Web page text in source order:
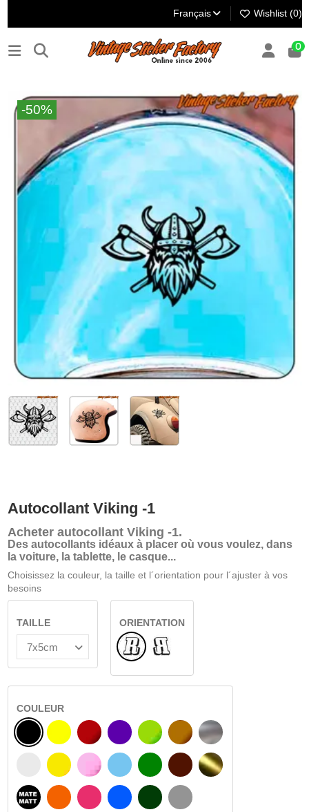
Français Wishlist (0)
0
-50%
Autocollant Viking -1
Acheter autocollant Viking -1.
Des autocollants idéaux à placer où vous voulez, dans
la voiture, la tablette, le casque...
Choisissez la couleur, la taille et l´orientation pour l´ajuster à vos
besoins
TAILLE
ORIENTATION
NormalRenversé
COULEUR
NOIR
BLANC
NOIR MATÉ
JAUNE
JAUNE AMBRE
ORANGE
BOURGOGNE
ROSA
FUCHSIA
VIOLET
BLEU CLAIR
BLAU
VERT CLAIR
VERT
VERT FONCÉ
NOISETTE
BRUN FONCÉ
GRIS CLAIR
ARGENT
OR